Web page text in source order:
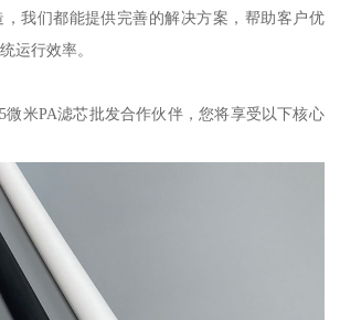
我们都能提供完善的解决方案，帮助客户优
运行效率。
微米PA滤芯批发合作伙伴，您将享受以下核心